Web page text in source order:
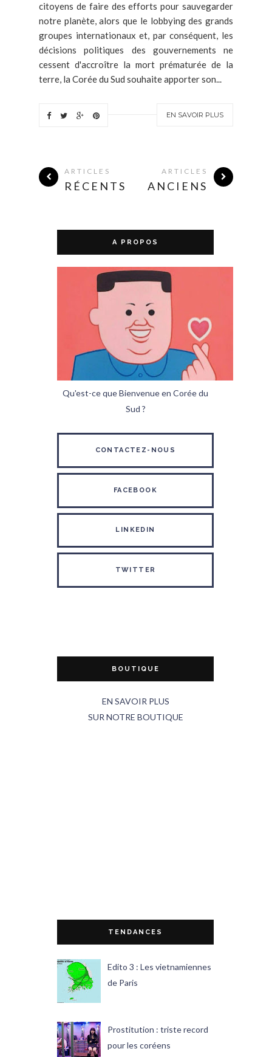
citoyens de faire des efforts pour sauvegarder
notre planète, alors que le lobbying des grands
groupes internationaux et, par conséquent, les
décisions politiques des gouvernements ne
cessent d'accroître la mort prématurée de la
terre, la Corée du Sud souhaite apporter son...
EN SAVOIR PLUS
ARTICLES
RÉCENTS
ARTICLES
ANCIENS
A PROPOS
Qu'est-ce que Bienvenue en Corée du
Sud ?
CONTACTEZ-NOUS
FACEBOOK
LINKEDIN
TWITTER
BOUTIQUE
EN SAVOIR PLUS
SUR NOTRE BOUTIQUE
TENDANCES
Edito 3 : Les vietnamiennes
de Paris
Prostitution : triste record
pour les coréens